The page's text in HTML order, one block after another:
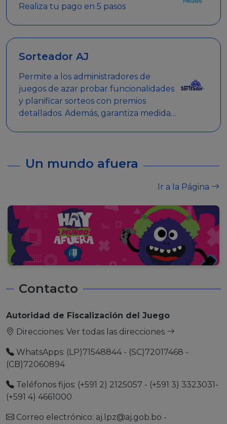
Realiza tu pago en 5 pasos
Sorteador AJ
Permite a los administradores de
juegos de azar probar funcionalidades
y planificar sorteos con premios
detallados. Además, garantiza medidas
Un mundo afuera
Ir a la Página
Contacto
Autoridad de Fiscalización del Juego
Direcciones: Ver todas las direcciones
WhatsApps: (LP)71548844 - (SC)72017468 -
(CB)72060894
Teléfonos fijos: (+591 2) 2125057 - (+591 3) 3323031-
(+591 4) 4661000
Correo electrónico: aj.lpz@aj.gob.bo -